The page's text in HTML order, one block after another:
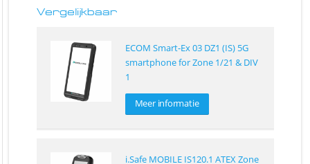
Vergelijkbaar
ECOM Smart-Ex 03 DZ1 (IS) 5G
smartphone for Zone 1/21 & DIV
1
Meer informatie
i.Safe MOBILE IS120.1 ATEX Zone